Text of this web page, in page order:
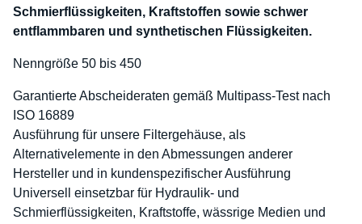
Schmierflüssigkeiten, Kraftstoffen sowie schwer
entflammbaren und synthetischen Flüssigkeiten.
Nenngröße 50 bis 450
Garantierte Abscheideraten gemäß Multipass-Test nach
ISO 16889
Ausführung für unsere Filtergehäuse, als
Alternativelemente in den Abmessungen anderer
Hersteller und in kundenspezifischer Ausführung
Universell einsetzbar für Hydraulik- und
Schmierflüssigkeiten, Kraftstoffe, wässrige Medien und